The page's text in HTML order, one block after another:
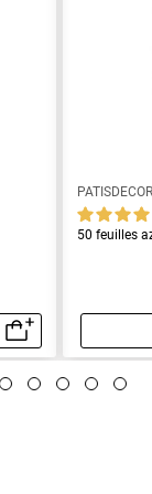
50 feuilles